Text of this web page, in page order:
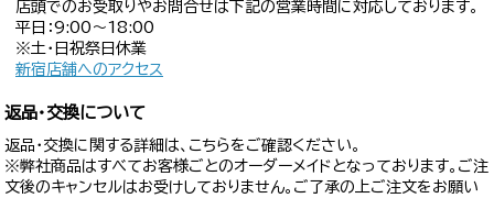
店頭でのお受取りやお問合せは下記の営業時間に対応しております。
平日：9:00〜18:00
※土・日祝祭日休業
新宿店舗へのアクセス
返品・交換について
返品・交換に関する詳細は、こちらをご確認ください。
※弊社商品はすべてお客様ごとのオーダーメイドとなっております。ご注
文後のキャンセルはお受けしておりません。ご了承の上ご注文をお願い